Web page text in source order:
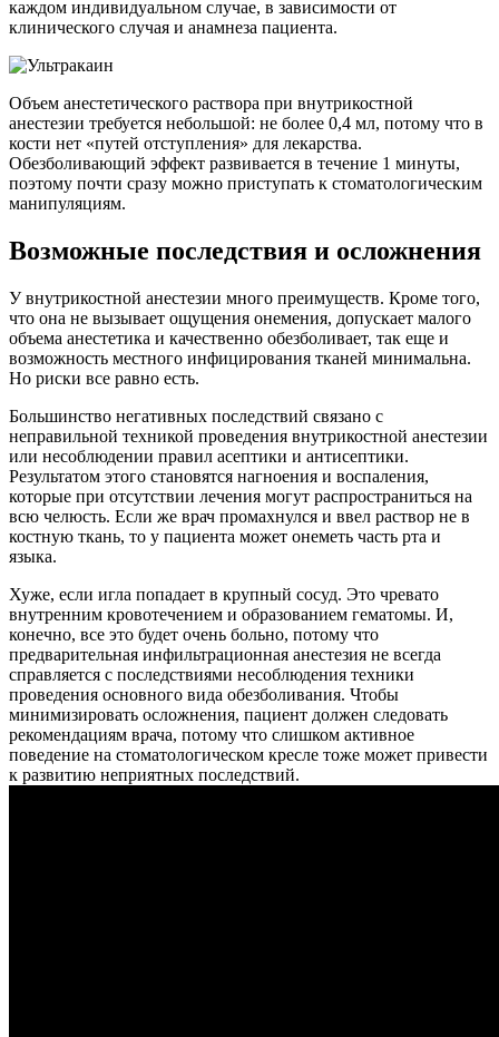
каждом индивидуальном случае, в зависимости от
клинического случая и анамнеза пациента.
Объем анестетического раствора при внутрикостной
анестезии требуется небольшой: не более 0,4 мл, потому что в
кости нет «путей отступления» для лекарства.
Обезболивающий эффект развивается в течение 1 минуты,
поэтому почти сразу можно приступать к стоматологическим
манипуляциям.
Возможные последствия и осложнения
У внутрикостной анестезии много преимуществ. Кроме того,
что она не вызывает ощущения онемения, допускает малого
объема анестетика и качественно обезболивает, так еще и
возможность местного инфицирования тканей минимальна.
Но риски все равно есть.
Большинство негативных последствий связано с
неправильной техникой проведения внутрикостной анестезии
или несоблюдении правил асептики и антисептики.
Результатом этого становятся нагноения и воспаления,
которые при отсутствии лечения могут распространиться на
всю челюсть. Если же врач промахнулся и ввел раствор не в
костную ткань, то у пациента может онеметь часть рта и
языка.
Хуже, если игла попадает в крупный сосуд. Это чревато
внутренним кровотечением и образованием гематомы. И,
конечно, все это будет очень больно, потому что
предварительная инфильтрационная анестезия не всегда
справляется с последствиями несоблюдения техники
проведения основного вида обезболивания. Чтобы
минимизировать осложнения, пациент должен следовать
рекомендациям врача, потому что слишком активное
поведение на стоматологическом кресле тоже может привести
к развитию неприятных последствий.